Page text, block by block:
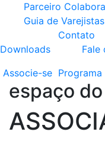
Parceiro
Guia de Varejistas
Downloads
Contato
Fale
Associe-se Programa
espaço do